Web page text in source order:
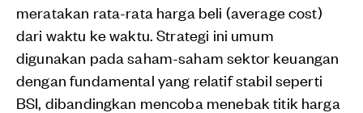
meratakan rata-rata harga beli (average cost)
dari waktu ke waktu. Strategi ini umum
digunakan pada saham-saham sektor keuangan
dengan fundamental yang relatif stabil seperti
BSI, dibandingkan mencoba menebak titik harga